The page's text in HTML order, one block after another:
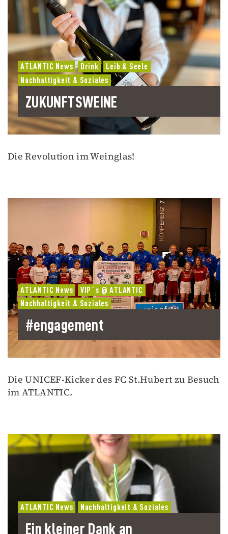
ATLANTIC News Drink
Leib & Seele
Nachhaltigkeit & Soziales
ZUKUNFTSWEINE
Die Revolution im Weinglas!
ATLANTIC News
VIP´s @ ATLANTIC
Nachhaltigkeit & Soziales
#engagement
Die UNICEF-Kicker des FC St.Hubert zu Besuch
im ATLANTIC.
ATLANTIC News Nachhaltigkeit & Soziales
Ein kleiner Dank an